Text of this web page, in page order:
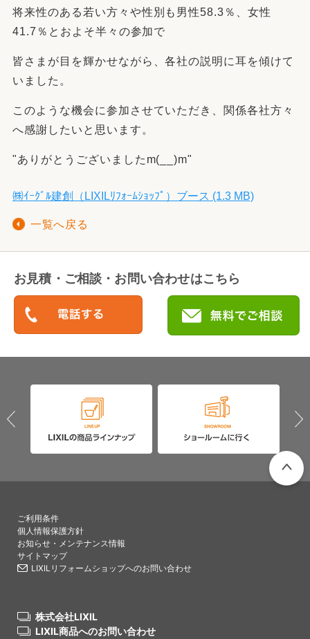
将来性のある若い方々や性別も男性58.3％、女性
41.7％とおよそ半々の参加で
皆さまが目を輝かせながら、各社の説明に耳を傾けて
いました。
このような機会に参加させていただき、関係各社方々
へ感謝したいと思います。
"ありがとうございましたm(__)m"
㈱ｲｰｸﾞﾙ建創（LIXILﾘﾌｫｰﾑｼｮｯﾌﾟ）ブース (1.3 MB)
一覧へ戻る
お見積・ご相談・お問い合わせはこちら
ご利用条件
個人情報保護方針
お知らせ・メンテナンス情報
サイトマップ
LIXILリフォームショップへのお問い合わせ
株式会社LIXIL
LIXIL商品へのお問い合わせ